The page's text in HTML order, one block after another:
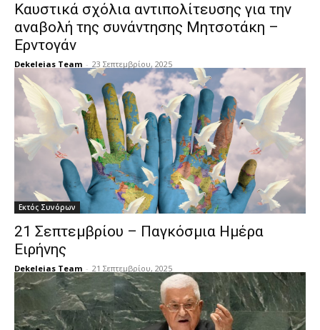
Καυστικά σχόλια αντιπολίτευσης για την
αναβολή της συνάντησης Μητσοτάκη –
Ερντογάν
Dekeleias Team - 23 Σεπτεμβρίου, 2025
Εκτός Συνόρων
21 Σεπτεμβρίου – Παγκόσμια Ημέρα
Ειρήνης
Dekeleias Team - 21 Σεπτεμβρίου, 2025